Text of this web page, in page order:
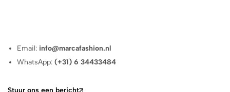
Email: info@marcafashion.nl
WhatsApp:(+31) 6 34433484